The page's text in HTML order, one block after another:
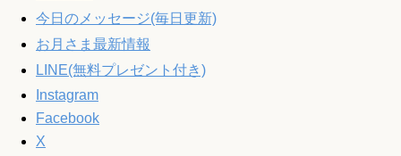
今日のメッセージ(毎日更新)
お月さま最新情報
LINE(無料プレゼント付き)
Instagram
Facebook
X